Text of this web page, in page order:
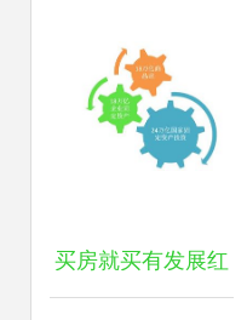
发与维护服务
买房就买有发展红